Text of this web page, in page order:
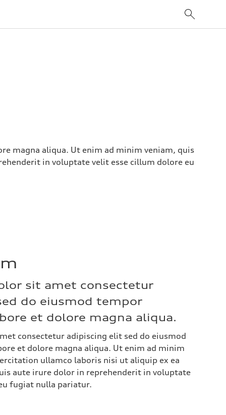
magna aliqua. Ut enim ad minim veniam, quis
in voluptate velit esse cillum dolore eu
sit amet consectetur
do eiusmod tempor
et dolore magna aliqua.
consectetur adipiscing elit sed do eiusmod
et dolore magna aliqua. Ut enim ad minim
ullamco laboris nisi ut aliquip ex ea
aute irure dolor in reprehenderit in voluptate
fugiat nulla pariatur.